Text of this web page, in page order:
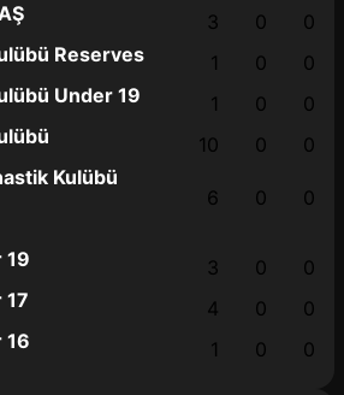
3 0
0
Reserves
1 0
0
Under 19
1 0
0
10 0
0
Kulübü
6 0 0
19 3 0
0
17
4 0
0
16
1 0 0